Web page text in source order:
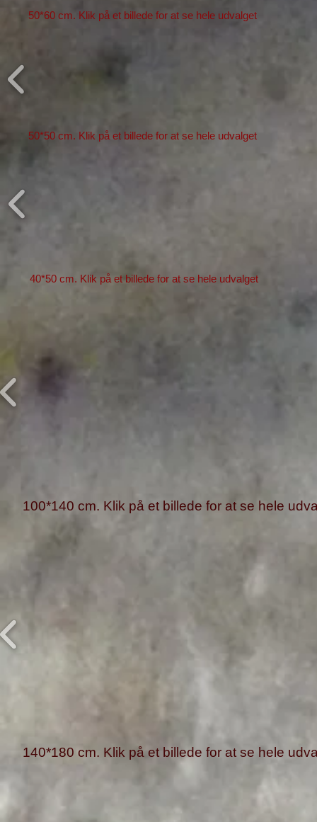
50*60 cm. Klik på et billede for at se hele udvalget
50*50 cm. Klik på et billede for at se hele udvalget
40*50 cm. Klik på et billede for at se hele udvalget
100*140 cm. Klik på et billede for at se hele
140*180 cm. Klik på et billede for at se hele